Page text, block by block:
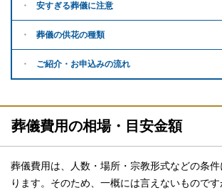
安すぎる葬儀に注意
葬儀の供花の種類
ご紹介・ お申込みの流れ
葬儀費用の相場・目安金額
葬儀費用は、人数・場所・宗教形式などの条
ります。そのため、一概には言えないもので